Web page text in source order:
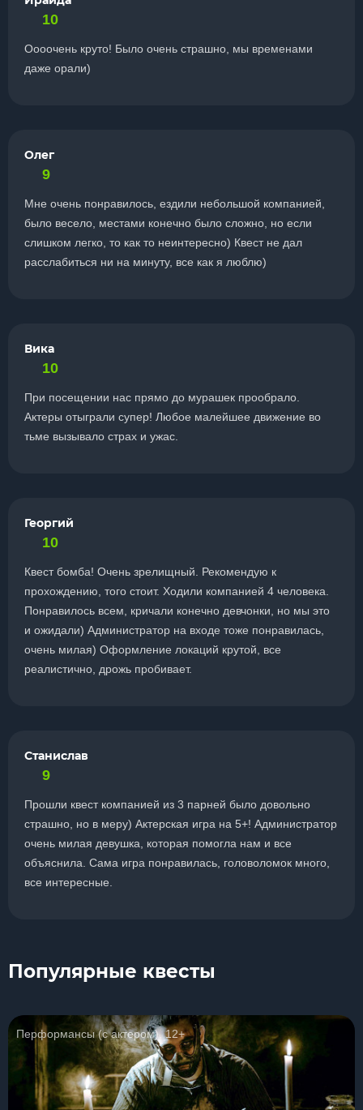
10
Оооочень круто! Было очень страшно, мы временами
даже орали)
Олег
9
Мне очень понравилось, ездили небольшой компанией,
было весело, местами конечно было сложно, но если
слишком легко, то как то неинтересно) Квест не дал
расслабиться ни на минуту, все как я люблю)
Вика
10
При посещении нас прямо до мурашек прообрало.
Актеры отыграли супер! Любое малейшее движение во
тьме вызывало страх и ужас.
Георгий
10
Квест бомба! Очень зрелищный. Рекомендую к
прохождению, того стоит. Ходили компанией 4 человека.
Понравилось всем, кричали конечно девчонки, но мы это
и ожидали) Администратор на входе тоже понравилась,
очень милая) Оформление локаций крутой, все
реалистично, дрожь пробивает.
Станислав
9
Прошли квест компанией из 3 парней было довольно
страшно, но в меру) Актерская игра на 5+! Администратор
очень милая девушка, которая помогла нам и все
объяснила. Сама игра понравилась, головоломок много,
все интересные.
Популярные квесты
Перформансы (с актером), 12+